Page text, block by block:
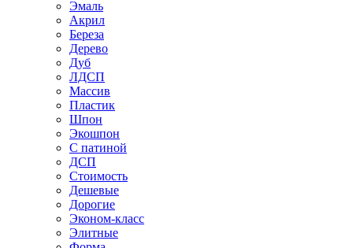
Эмаль
Акрил
Береза
Дерево
Дуб
ЛДСП
Массив
Пластик
Шпон
Экошпон
С патиной
ДСП
Стоимость
Дешевые
Дорогие
Эконом-класс
Элитные